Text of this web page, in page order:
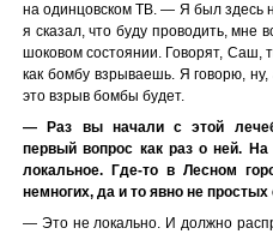
на одинцовском ТВ. — Я был здесь
я сказал, что буду проводить, мне
шоковом состоянии. Говорят,
как бомбу взрываешь. Я говорю, ну,
это взрыв бомбы будет.
— Раз вы начали с этой
первый вопрос как раз о ней. На
локальное. Где-то в Лесном
немногих, да и то явно не
— Это не локально. И должно